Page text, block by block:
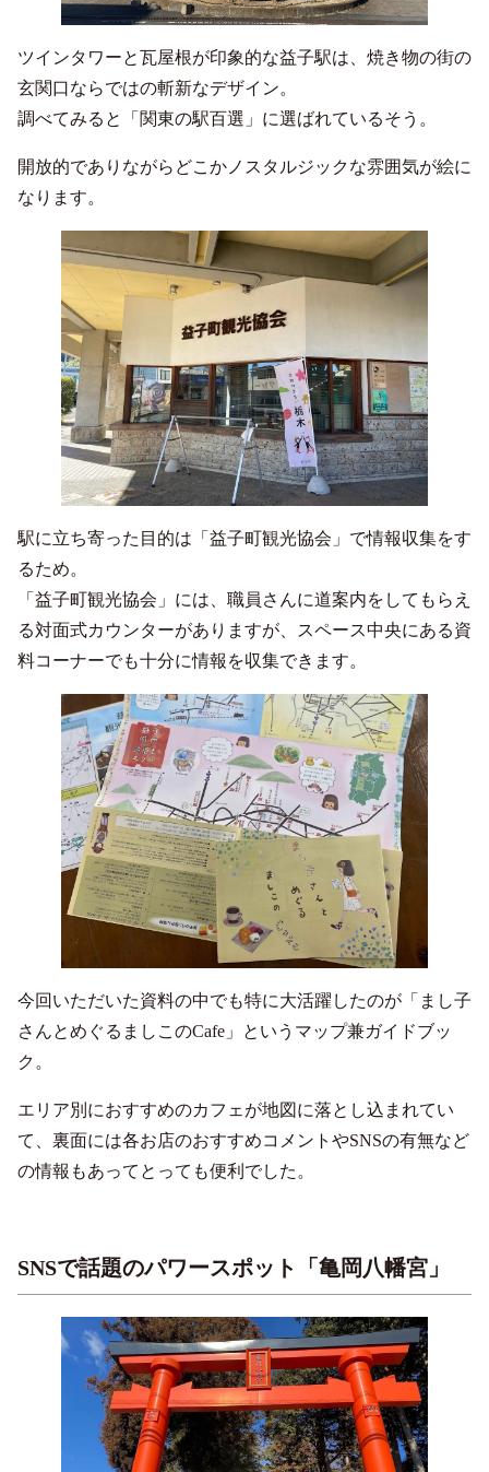
ツインタワーと瓦屋根が印象的な益子駅は、焼き物の街の
玄関口ならではの斬新なデザイン。
調べてみると「関東の駅百選」に選ばれているそう。
開放的でありながらどこかノスタルジックな雰囲気が絵に
なります。
駅に立ち寄った目的は「益子町観光協会」で情報収集をす
るため。
「益子町観光協会」には、職員さんに道案内をしてもらえ
る対面式カウンターがありますが、スペース中央にある資
料コーナーでも十分に情報を収集できます。
今回いただいた資料の中でも特に大活躍したのが「まし子
さんとめぐるましこのCafe」というマップ兼ガイドブッ
ク。
エリア別におすすめのカフェが地図に落とし込まれてい
て、裏面には各お店のおすすめコメントやSNSの有無など
の情報もあってとっても便利でした。
SNSで話題のパワースポット「亀岡八幡宮」